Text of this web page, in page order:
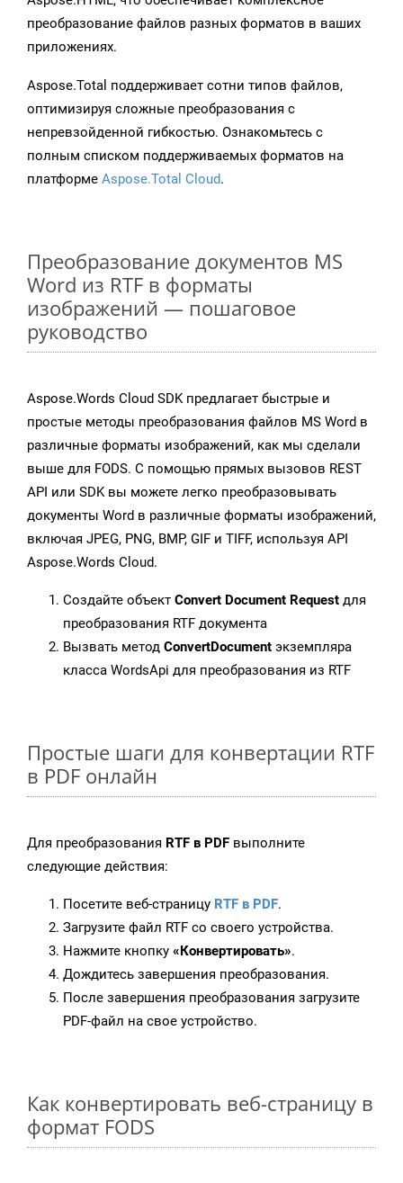
преобразование файлов разных форматов в ваших
приложениях.
Aspose.Total поддерживает сотни типов файлов,
оптимизируя сложные преобразования с
непревзойденной гибкостью. Ознакомьтесь с
полным списком поддерживаемых форматов на
платформе Aspose.Total Cloud.
Преобразование документов MS
Word из RTF в форматы
изображений — пошаговое
руководство
Aspose.Words Cloud SDK предлагает быстрые и
простые методы преобразования файлов MS Word в
различные форматы изображений, как мы сделали
выше для FODS. С помощью прямых вызовов REST
API или SDK вы можете легко преобразовывать
документы Word в различные форматы изображений,
включая JPEG, PNG, BMP, GIF и TIFF, используя API
Aspose.Words Cloud.
Создайте объект Convert Document Request для
преобразования RTF документа
Вызвать метод ConvertDocument экземпляра
класса WordsApi для преобразования из RTF
Простые шаги для конвертации RTF
в PDF онлайн
Для преобразования RTF в PDF выполните
следующие действия:
Посетите веб-страницу RTF в PDF.
Загрузите файл RTF со своего устройства.
Нажмите кнопку «Конвертировать».
Дождитесь завершения преобразования.
После завершения преобразования загрузите
PDF-файл на свое устройство.
Как конвертировать веб-страницу в
формат FODS